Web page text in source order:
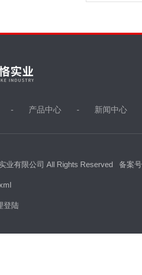
产品中心 新闻中心
业有限公司 All Rights Reserved 备案
登陆